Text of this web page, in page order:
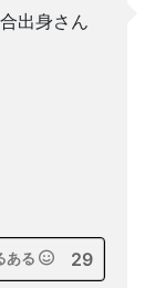
出身さん
ある 29